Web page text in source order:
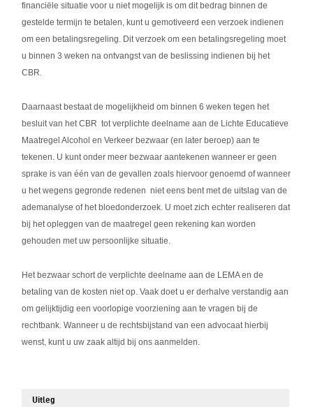
financiële situatie voor u niet mogelijk is om dit bedrag binnen de
gestelde termijn te betalen, kunt u gemotiveerd een verzoek indienen
om een betalingsregeling. Dit verzoek om een betalingsregeling moet
u binnen 3 weken na ontvangst van de beslissing indienen bij het
CBR.
Daarnaast bestaat de mogelijkheid om binnen 6 weken tegen het
besluit van het CBR tot verplichte deelname aan de Lichte Educatieve
Maatregel Alcohol en Verkeer bezwaar (en later beroep) aan te
tekenen. U kunt onder meer bezwaar aantekenen wanneer er geen
sprake is van één van de gevallen zoals hiervoor genoemd of wanneer
u het wegens gegronde redenen niet eens bent met de uitslag van de
ademanalyse of het bloedonderzoek. U moet zich echter realiseren dat
bij het opleggen van de maatregel geen rekening kan worden
gehouden met uw persoonlijke situatie.
Het bezwaar schort de verplichte deelname aan de LEMA en de
betaling van de kosten niet op. Vaak doet u er derhalve verstandig aan
om gelijktijdig een voorlopige voorziening aan te vragen bij de
rechtbank. Wanneer u de rechtsbijstand van een advocaat hierbij
wenst, kunt u uw zaak altijd bij ons aanmelden.
Uitleg